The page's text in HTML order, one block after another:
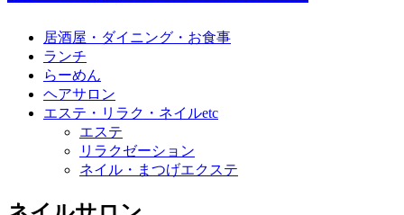
居酒屋・ダイニング・お食事
ランチ
らーめん
ヘアサロン
エステ・リラク・ネイルetc
エステ
リラクゼーション
ネイル・まつげエクステ